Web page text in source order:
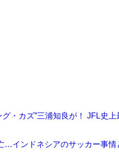
・カズ”三浦知良が！ JFL史
…インドネシアのサッカー事情